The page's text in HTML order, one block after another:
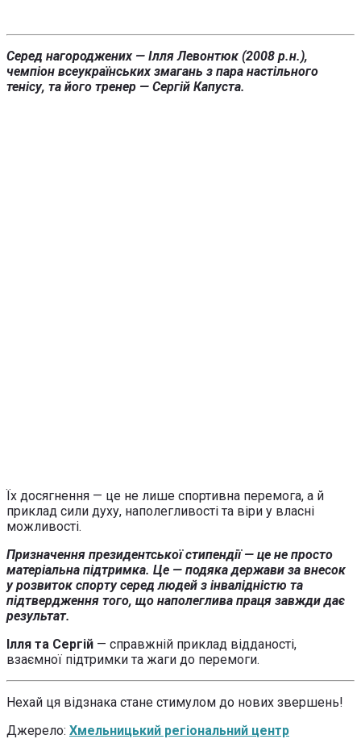
Серед нагороджених — Ілля Левонтюк (2008 р.н.),
чемпіон всеукраїнських змагань з пара настільного
тенісу, та його тренер — Сергій Капуста.
Їх досягнення — це не лише спортивна перемога, а й
приклад сили духу, наполегливості та віри у власні
можливості.
Призначення президентської стипендії — це не просто
матеріальна підтримка. Це — подяка держави за внесок
у розвиток спорту серед людей з інвалідністю та
підтвердження того, що наполеглива праця завжди дає
результат.
Ілля та Сергій — справжній приклад відданості,
взаємної підтримки та жаги до перемоги.
Нехай ця відзнака стане стимулом до нових звершень!
Джерело: Хмельницький регіональний центр